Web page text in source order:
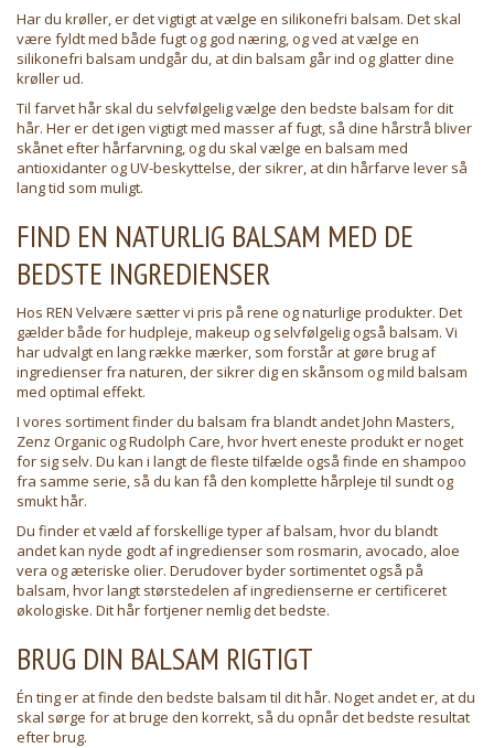
Har du krøller, er det vigtigt at vælge en silikonefri balsam. Det skal
være fyldt med både fugt og god næring, og ved at vælge en
silikonefri balsam undgår du, at din balsam går ind og glatter dine
krøller ud.
Til farvet hår skal du selvfølgelig vælge den bedste balsam for dit
hår. Her er det igen vigtigt med masser af fugt, så dine hårstrå bliver
skånet efter hårfarvning, og du skal vælge en balsam med
antioxidanter og UV-beskyttelse, der sikrer, at din hårfarve lever så
lang tid som muligt.
FIND EN NATURLIG BALSAM MED DE
BEDSTE INGREDIENSER
Hos REN Velvære sætter vi pris på rene og naturlige produkter. Det
gælder både for hudpleje, makeup og selvfølgelig også balsam. Vi
har udvalgt en lang række mærker, som forstår at gøre brug af
ingredienser fra naturen, der sikrer dig en skånsom og mild balsam
med optimal effekt.
I vores sortiment finder du balsam fra blandt andet John Masters,
Zenz OrganicogRudolph Care, hvor hvert eneste produkt er noget
for sig selv. Du kan i langt de fleste tilfælde også finde en shampoo
fra samme serie, så du kan få den komplette hårpleje til sundt og
smukt hår.
Du finder et væld af forskellige typer af balsam, hvor du blandt
andet kan nyde godt af ingredienser som rosmarin, avocado, aloe
vera og æteriske olier. Derudover byder sortimentet også på
balsam, hvor langt størstedelen af ingredienserne er certificeret
økologiske. Dit hår fortjener nemlig det bedste.
BRUG DIN BALSAM RIGTIGT
Én ting er at finde den bedste balsam til dit hår. Noget andet er, at du
skal sørge for at bruge den korrekt, så du opnår det bedste resultat
efter brug.